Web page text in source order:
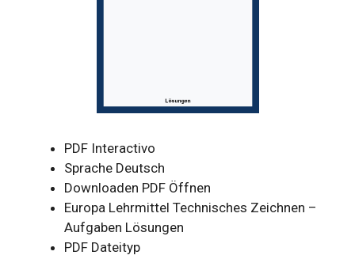
PDF Interactivo
Sprache Deutsch
Downloaden PDF Öffnen
Europa Lehrmittel Technisches Zeichnen –
Aufgaben Lösungen
PDF Dateityp